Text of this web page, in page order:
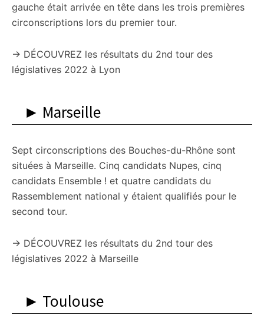
gauche était arrivée en tête dans les trois premières
circonscriptions lors du premier tour.
→ DÉCOUVREZ les résultats du 2nd tour des
législatives 2022 à Lyon
► Marseille
Sept circonscriptions des Bouches-du-Rhône sont
situées à Marseille. Cinq candidats Nupes, cinq
candidats Ensemble ! et quatre candidats du
Rassemblement national y étaient qualifiés pour le
second tour.
→ DÉCOUVREZ les résultats du 2nd tour des
législatives 2022 à Marseille
► Toulouse